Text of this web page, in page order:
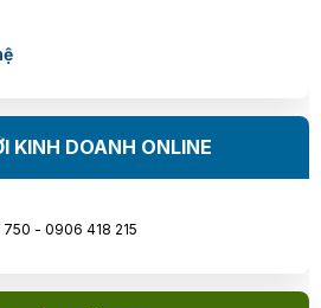
KINH DOANH ONLINE
- 0906 418 215